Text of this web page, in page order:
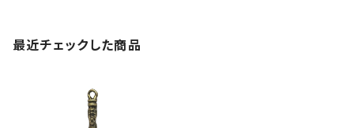
最近チェックした商品